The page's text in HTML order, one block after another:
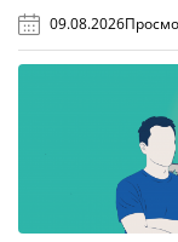
09.08.2026